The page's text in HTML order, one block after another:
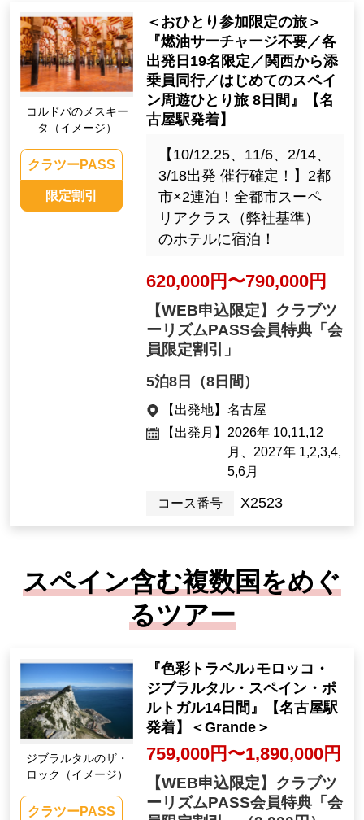
コルドバのメスキー
タ（イメージ）
クラツーPASS
限定割引
＜おひとり参加限定の旅＞
『燃油サーチャージ不要／各
出発日19名限定／関西から添
乗員同行／はじめてのスペイ
ン周遊ひとり旅 8日間』【名
古屋駅発着】
【10/12.25、11/6、2/14、
3/18出発 催行確定！】2都
市×2連泊！全都市スーペ
リアクラス（弊社基準）
のホテルに宿泊！
620,000円〜790,000円
【WEB申込限定】クラブツ
ーリズムPASS会員特典「会
員限定割引」
5泊8日（8日間）
【出発地】 名古屋
【出発月】 2026年 10,11,12
月、2027年 1,2,3,4,
5,6月
コース番号 X2523
スペイン含む複数国をめぐ
るツアー
ジブラルタルのザ・
ロック（イメージ）
クラツーPASS
『色彩トラベル♪モロッコ・
ジブラルタル・スペイン・ポ
ルトガル14日間』【名古屋駅
発着】＜Grande＞
759,000円〜1,890,000円
【WEB申込限定】クラブツ
ーリズムPASS会員特典「会